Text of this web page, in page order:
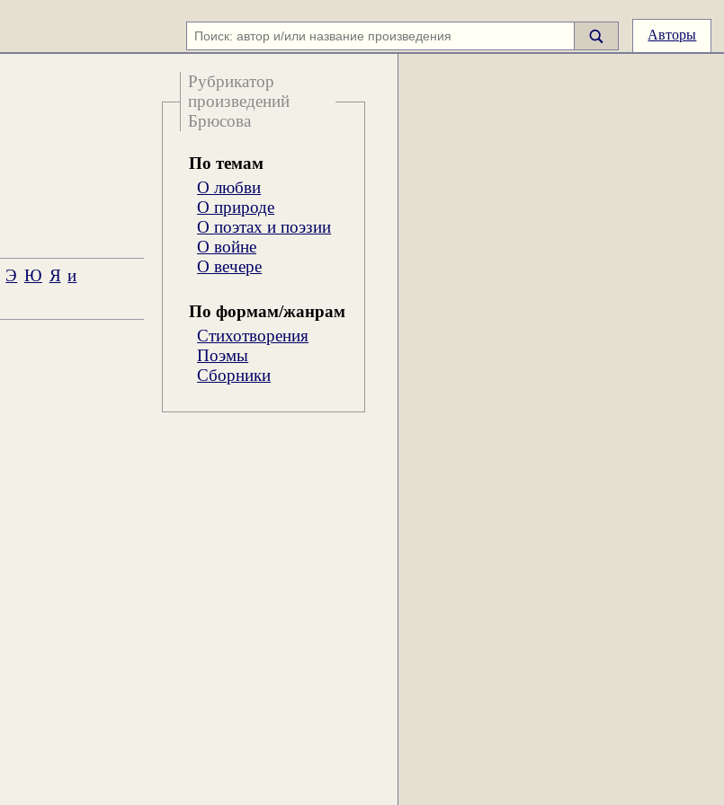
Авторы
Рубрикатор
произведений
Брюсова
По темам
О любви
О природе
О поэтах и поэзии
О войне
О вечере
По формам/жанрам
Стихотворения
Поэмы
Сборники
Э Ю Я и